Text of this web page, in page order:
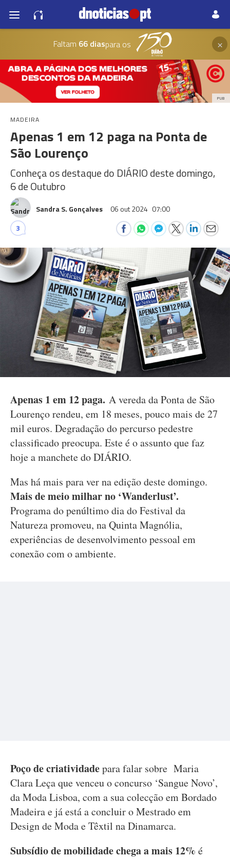
Faltam 66 diaspara os ×
PUB
MADEIRA
Apenas 1 em 12 paga na Ponta de
São Lourenço
Conheça os destaque do DIÁRIO deste domingo,
6 de Outubro
Sandra S. Gonçalves 06 out 2024 07:00
3
Apenas 1 em 12 paga. A vereda da Ponta de São
Lourenço rendeu, em 18 meses, pouco mais de 27
mil euros. Degradação do percurso pedestre
classificado preocupa. Este é o assunto que faz
hoje a manchete do DIÁRIO.
Mas há mais para ver na edição deste domingo.
Mais de meio milhar no ‘Wanderlust’.
Programa do penúltimo dia do Festival da
Natureza promoveu, na Quinta Magnólia,
experiências de desenvolvimento pessoal em
conexão com o ambiente.
Poço de criatividadepara falar sobre Maria
Clara Leça que venceu o concurso ‘Sangue Novo’,
da Moda Lisboa, com a sua colecção em Bordado
Madeira e já está a concluir o Mestrado em
Design de Moda e Têxtil na Dinamarca.
Subsídio de mobilidade chega a mais 12% é